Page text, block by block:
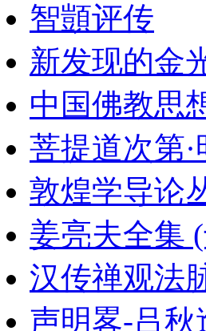
智顗评传
新发现的金
中国佛教思
菩提道次第
敦煌学导论
姜亮夫全集
汉传禅观法
声明畧-吕秋